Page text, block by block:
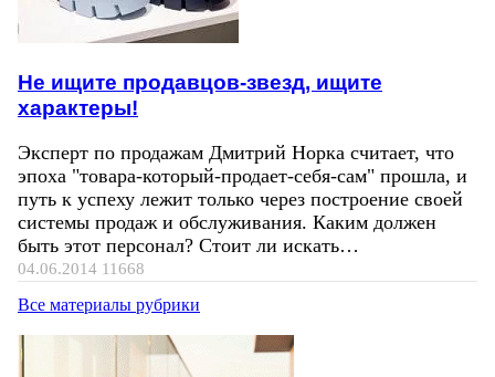
Не ищите продавцов-звезд, ищите
характеры!
Эксперт по продажам Дмитрий Норка считает, что
эпоха "товара-который-продает-себя-сам" прошла, и
путь к успеху лежит только через построение своей
системы продаж и обслуживания. Каким должен
быть этот персонал? Стоит ли искать…
04.06.2014 11668
Все материалы рубрики